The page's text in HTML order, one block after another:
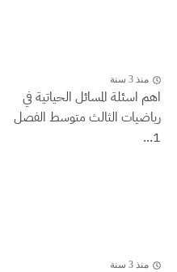
منذ 3 سنة
اهم اسئلة المسائل الحياتية في
رياضيات الثالث متوسط الفصل
1...
منذ 3 سنة